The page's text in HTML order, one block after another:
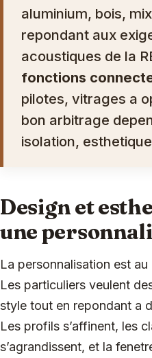
aluminium, bois,
repondant aux
acoustiques de la
fonctions
pilotes, vitrages a
bon arbitrage
isolation,
Design et
une
La personnalisation est
Les particuliers veulent
style tout en repondant a
Les profils s’affinent, les
s’agrandissent, et la